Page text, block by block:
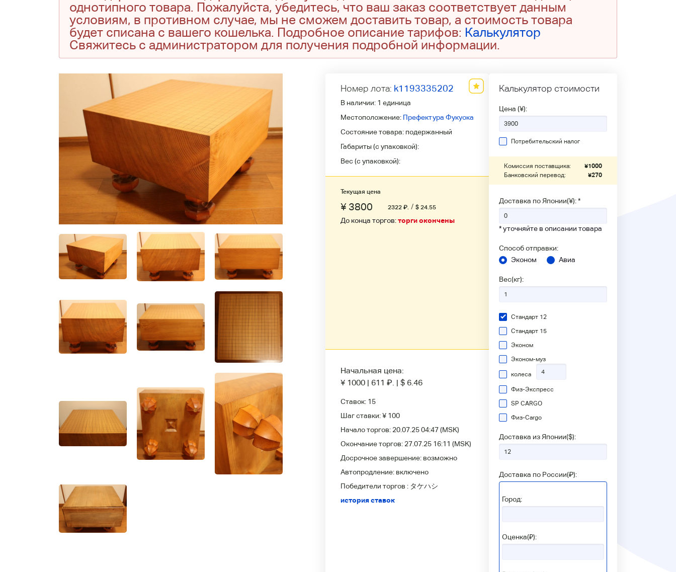
однотипного товара. Пожалуйста, убедитесь, что ваш заказ соответствует данным
условиям, в противном случае, мы не сможем доставить товар, а стоимость товара
будет списана с вашего кошелька. Подробное описание тарифов: Калькулятор
Свяжитесь с администратором для получения подробной информации.
Номер лота: k1193335202
В наличии: 1 единица
Местоположение: Префектура Фукуока
Состояние товара: подержанный
Габариты (с упаковкой):
Вес (с упаковкой):
Текущая цена
¥ 3800 2322 ₽. / $ 24.55
До конца торгов:торги окончены
Начальная цена:
¥ 1000 | 611 ₽. | $ 6.46
Ставок: 15
Шаг ставки:¥ 100
Начало торгов: 20.07.25 04:47(MSK)
Окончание торгов: 27.07.25 16:11 (MSK)
Досрочное завершение: возможно
Автопродление: включено
Победители торгов : タケハシ
история ставок
Калькулятор стоимости
Цена (¥):
Потребительский налог
Комиссия поставщика: ¥1000
Банковский перевод:
¥270
Доставка по Японии(¥): *
* уточняйте в описании товара
Способ отправки:
Эконом
Авиа
Вес(кг):
Стандарт 12
Стандарт 15
Эконом
Эконом-муз
колеса
Физ-Экспресс
SP CARGO
Физ-Сargo
Доставка из Японии($):
Доставка по России(₽):
Город:
Оценка(₽):